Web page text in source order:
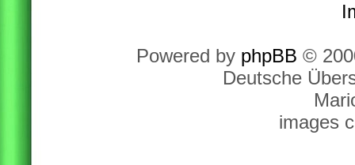
Powered by phpBB ©
Deutsche
images